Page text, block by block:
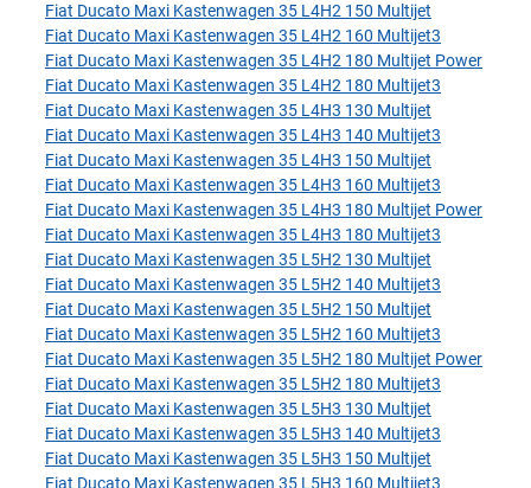
Fiat Ducato Maxi Kastenwagen 35 L4H2 150 Multijet
Fiat Ducato Maxi Kastenwagen 35 L4H2 160 Multijet3
Fiat Ducato Maxi Kastenwagen 35 L4H2 180 Multijet Power
Fiat Ducato Maxi Kastenwagen 35 L4H2 180 Multijet3
Fiat Ducato Maxi Kastenwagen 35 L4H3 130 Multijet
Fiat Ducato Maxi Kastenwagen 35 L4H3 140 Multijet3
Fiat Ducato Maxi Kastenwagen 35 L4H3 150 Multijet
Fiat Ducato Maxi Kastenwagen 35 L4H3 160 Multijet3
Fiat Ducato Maxi Kastenwagen 35 L4H3 180 Multijet Power
Fiat Ducato Maxi Kastenwagen 35 L4H3 180 Multijet3
Fiat Ducato Maxi Kastenwagen 35 L5H2 130 Multijet
Fiat Ducato Maxi Kastenwagen 35 L5H2 140 Multijet3
Fiat Ducato Maxi Kastenwagen 35 L5H2 150 Multijet
Fiat Ducato Maxi Kastenwagen 35 L5H2 160 Multijet3
Fiat Ducato Maxi Kastenwagen 35 L5H2 180 Multijet Power
Fiat Ducato Maxi Kastenwagen 35 L5H2 180 Multijet3
Fiat Ducato Maxi Kastenwagen 35 L5H3 130 Multijet
Fiat Ducato Maxi Kastenwagen 35 L5H3 140 Multijet3
Fiat Ducato Maxi Kastenwagen 35 L5H3 150 Multijet
Fiat Ducato Maxi Kastenwagen 35 L5H3 160 Multijet3